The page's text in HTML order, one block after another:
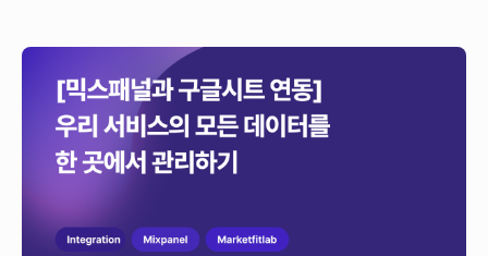
[믹스패널과 구글시트 연동] 우리 서비스의 모든
데이터를 한 곳에서 관리하기
이 글은 구글시트와 믹스패널 간의 데이터 연동 방법에 대해 설명하는
글입니다.